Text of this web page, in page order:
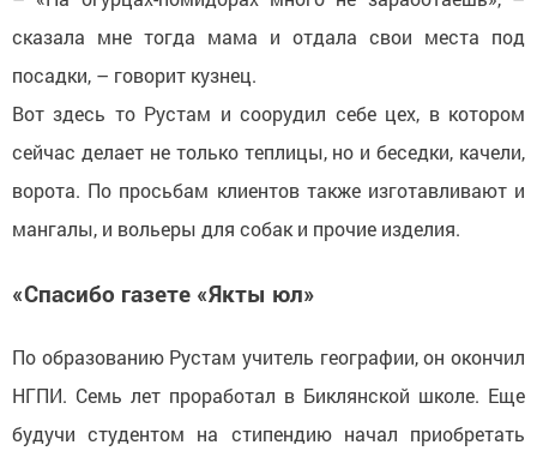
сказала мне тогда мама и отдала свои места под
посадки, – говорит кузнец.
Вот здесь то Рустам и соорудил себе цех, в котором
сейчас делает не только теплицы, но и беседки, качели,
ворота. По просьбам клиентов также изготавливают и
мангалы, и вольеры для собак и прочие изделия.
«Спасибо газете «Якты юл»
По образованию Рустам учитель географии, он окончил
НГПИ. Семь лет проработал в Биклянской школе. Еще
будучи студентом на стипендию начал приобретать